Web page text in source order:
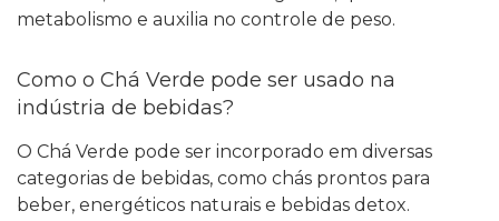
metabolismo e auxilia no controle de peso.
Como o Chá Verde pode ser usado na
indústria de bebidas?
O Chá Verde pode ser incorporado em diversas
categorias de bebidas, como chás prontos para
beber, energéticos naturais e bebidas detox.